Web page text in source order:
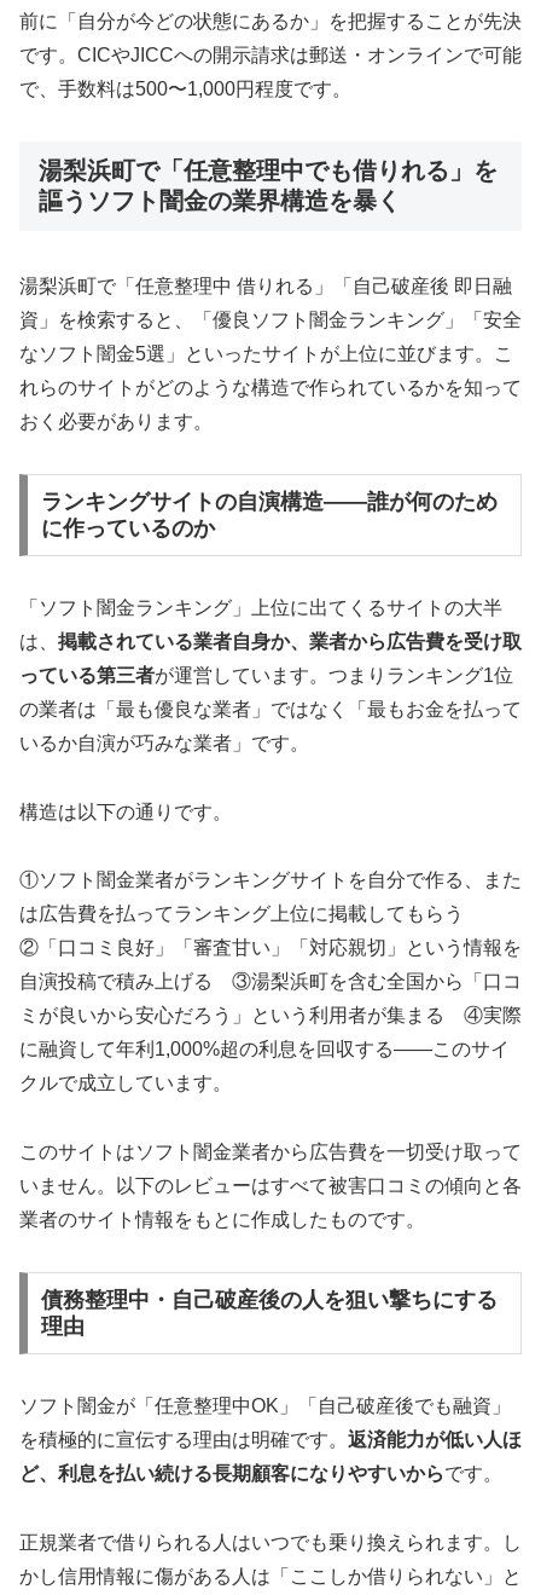
前に「自分が今どの状態にあるか」を把握することが先決
です。CICやJICCへの開示請求は郵送・オンラインで可能
で、手数料は500〜1,000円程度です。
湯梨浜町で「任意整理中でも借りれる」を
謳うソフト闇金の業界構造を暴く
湯梨浜町で「任意整理中 借りれる」「自己破産後 即日融
資」を検索すると、「優良ソフト闇金ランキング」「安全
なソフト闇金5選」といったサイトが上位に並びます。こ
れらのサイトがどのような構造で作られているかを知って
おく必要があります。
ランキングサイトの自演構造——誰が何のため
に作っているのか
「ソフト闇金ランキング」上位に出てくるサイトの大半
は、 掲載されている業者自身か、業者から広告費を受け取
っている第三者が運営しています。つまりランキング1位
の業者は「最も優良な業者」ではなく「最もお金を払って
いるか自演が巧みな業者」です。
構造は以下の通りです。
①ソフト闇金業者がランキングサイトを自分で作る、また
は広告費を払ってランキング上位に掲載してもらう
②「口コミ良好」「審査甘い」「対応親切」という情報を
自演投稿で積み上げる ③湯梨浜町を含む全国から「口コ
ミが良いから安心だろう」という利用者が集まる ④実際
に融資して年利1,000%超の利息を回収する——このサイ
クルで成立しています。
このサイトはソフト闇金業者から広告費を一切受け取って
いません。以下のレビューはすべて被害口コミの傾向と各
業者のサイト情報をもとに作成したものです。
債務整理中・自己破産後の人を狙い撃ちにする
理由
ソフト闇金が「任意整理中OK」「自己破産後でも融資」
を積極的に宣伝する理由は明確です。 返済能力が低い人ほ
ど、利息を払い続ける長期顧客になりやすいからです。
正規業者で借りられる人はいつでも乗り換えられます。し
かし信用情報に傷がある人は「ここしか借りられない」と